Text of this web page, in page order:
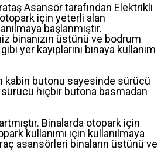
Asansör tarafından Elektrikli
için yeterli alan
başlanmıştır.
binanızın üstünü ve bodrum
yer kayıplarını binaya kullanım
kabin butonu sayesinde sürücü
hiçbir butona basmadan
Binalarda otopark için
kullanımı için kullanılmaya
asansörleri binaların üstünü ve